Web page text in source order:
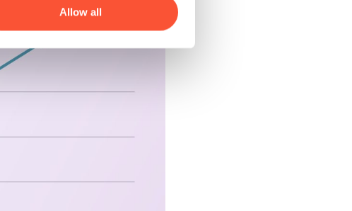
Allow all